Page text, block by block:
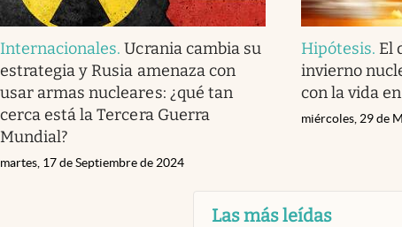
Internacionales.Ucrania cambia su
estrategia y Rusia amenaza con
usar armas nucleares: ¿qué tan
cerca está la Tercera Guerra
Mundial?
martes, 17 de Septiembre de 2024
Hipótesis. El
invierno
con la vida
miércoles, 29 de
Las más leídas